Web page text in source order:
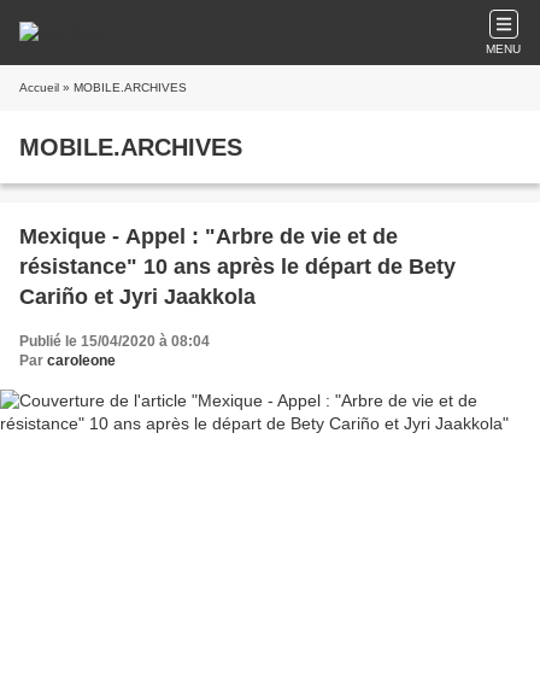
MENU
Accueil » MOBILE.ARCHIVES
MOBILE.ARCHIVES
Mexique - Appel : "Arbre de vie et de
résistance" 10 ans après le départ de Bety
Cariño et Jyri Jaakkola
Publié le 15/04/2020 à 08:04
Par caroleone